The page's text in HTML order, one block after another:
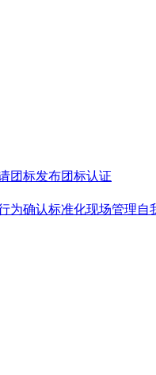
团标发布团标认证
为确认标准化现场管理自